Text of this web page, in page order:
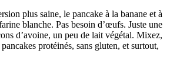
plus saine, le pancake à la banane et à
blanche. Pas besoin d’œufs. Juste une
d’avoine, un peu de lait végétal. Mixez,
protéinés, sans gluten, et surtout,